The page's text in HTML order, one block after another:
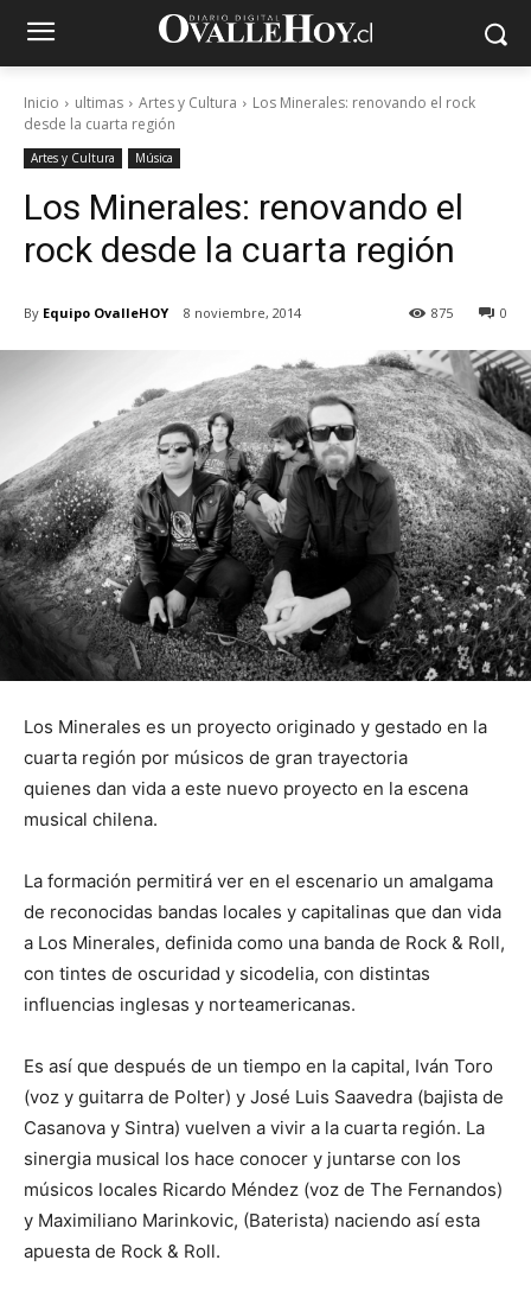
Inicio ultimas Artes y Cultura
Los Minerales: renovando el rock
desde la cuarta región
Artes y Cultura Música
Los Minerales: renovando el
rock desde la cuarta región
By Equipo OvalleHOY 8 noviembre, 2014 0
875
Los Minerales es un proyecto originado y gestado en la
cuarta región por músicos de gran trayectoria
quienes dan vida a este nuevo proyecto en la escena
musical chilena.
La formación permitirá ver en el escenario un amalgama
de reconocidas bandas locales y capitalinas que dan vida
a Los Minerales, definida como una banda de Rock & Roll,
con tintes de oscuridad y sicodelia, con distintas
influencias inglesas y norteamericanas.
Es así que después de un tiempo en la capital, Iván Toro
(voz y guitarra de Polter) y José Luis Saavedra (bajista de
Casanova y Sintra) vuelven a vivir a la cuarta región. La
sinergia musical los hace conocer y juntarse con los
músicos locales Ricardo Méndez (voz de The Fernandos)
y Maximiliano Marinkovic, (Baterista) naciendo así esta
apuesta de Rock & Roll.